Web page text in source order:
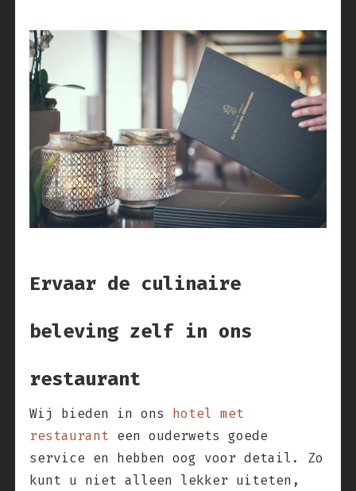
Ervaar de culinaire
beleving zelf in ons
restaurant
Wij bieden in ons hotel met
restaurant een ouderwets goede
service en hebben oog voor detail. Zo
kunt u niet alleen lekker uiteten,